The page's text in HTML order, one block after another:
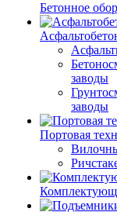
Бетонное
заводы
заводы
Портовая